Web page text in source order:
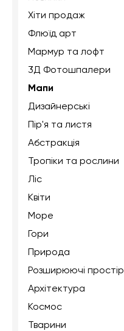
Хіти продаж
Флюїд арт
Мармур та лофт
3Д Фотошпалери
Мапи
Дизайнерські
Пір'я та листя
Абстракція
Тропіки та рослини
Ліс
Квіти
Море
Гори
Природа
Розширюючі простір
Архітектура
Космос
Тварини